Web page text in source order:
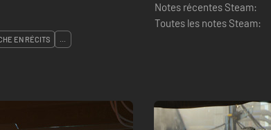
Notes récentes Steam:
Toutes les notes Steam:
EN RÉCITS ...